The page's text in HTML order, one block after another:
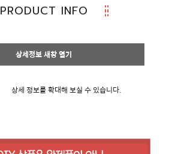
PRODUCT INFO
상세정보 새창 열기
상세 정보를 확대해 보실 수 있습니다.